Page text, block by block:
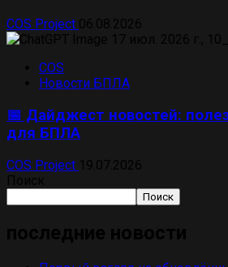
COS Project
COS
Новости БПЛА
📅 Дайджест новостей:
для БПЛА
COS Project
Поиск